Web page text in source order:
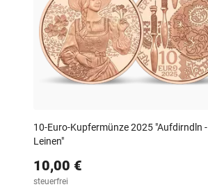
10-Euro-Kupfermünze 2025 "Aufdirndln -
Leinen"
10,00 €
steuerfrei